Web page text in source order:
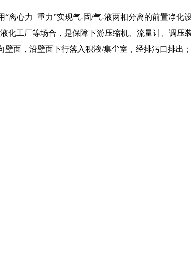
“离心力+重力”实现气-固/气-液两相分离的前置净化
工厂等场合，是保障下游压缩机、流量计、调压
面，沿壁面下行落入积液/集尘室，经排污口排出